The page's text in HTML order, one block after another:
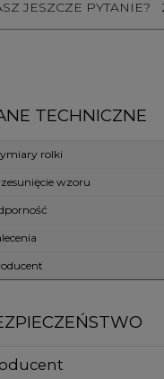
JESZCZE
TECHNICZNE
rolki
wzoru